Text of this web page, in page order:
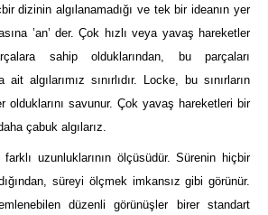
dizinin algılanamadığı ve tek bir ideanın yer
’an’ der. Çok hızlı veya yavaş hareketler
sahip olduklarından, bu parçaları
ait algılarımız sınırlıdır. Locke, bu sınırların
olduklarını savunur. Çok yavaş hareketleri bir
çabuk algılarız.
uzunluklarının ölçüsüdür. Sürenin hiçbir
süreyi ölçmek imkansız gibi görünür.
düzenli görünüşler birer standart